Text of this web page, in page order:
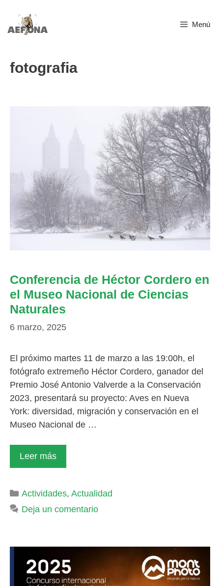
Saltar
Menú
fotografia
Conferencia de Héctor Cordero en
el Museo Nacional de Ciencias
Naturales
6 marzo, 2025
El próximo martes 11 de marzo a las 19:00h, el
fotógrafo extremeño Héctor Cordero, ganador del
Premio José Antonio Valverde a la Conservación
2023, presentará su proyecto: Aves en Nueva
York: diversidad, migración y conservación en el
Museo Nacional de …
Leer más
Categorías
Actividades, Actualidad
Deja un comentario